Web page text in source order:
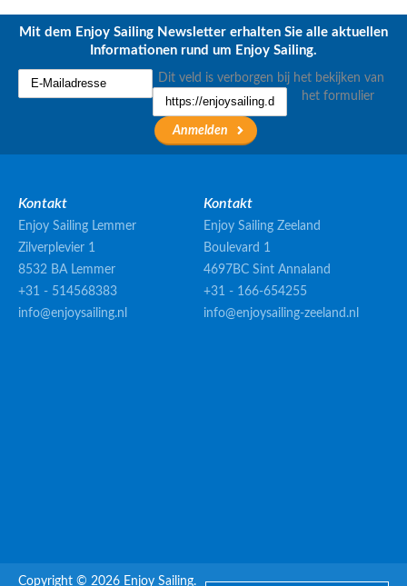
Mit dem Enjoy Sailing Newsletter erhalten Sie alle aktuellen
Informationen rund um Enjoy Sailing.
Dit veld is verborgen bij het bekijken van
het formulier
Kontakt
Enjoy Sailing Lemmer
Zilverplevier 1
8532 BA Lemmer
+31 - 514568383
info@enjoysailing.nl
Kontakt
Enjoy Sailing Zeeland
Boulevard 1
4697BC Sint Annaland
+31 - 166-654255
info@enjoysailing-zeeland.nl
Copyright © 2026 Enjoy Sailing.